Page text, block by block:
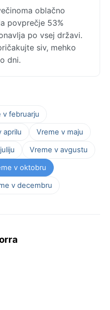
oblačno
povprečje 53%
po vsej državi.
siv, mehko
dni.
v februarju
aprilu
Vreme v maju
Vreme v avgustu
v oktobru
v decembru